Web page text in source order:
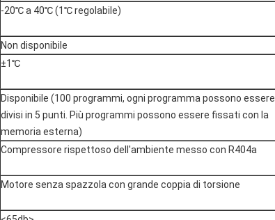
-20℃ a 40℃ (1℃ regolabile)
Non disponibile
±1℃
Disponibile (100 programmi, ogni programma possono essere
divisi in 5 punti. Più programmi possono essere fissati con la
memoria esterna)
Compressore rispettoso dell'ambiente messo con R404a
Motore senza spazzola con grande coppia di torsione